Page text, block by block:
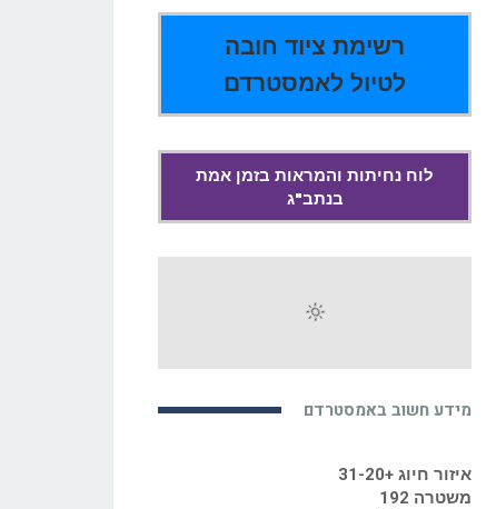
רשימת ציוד חובה
לטיול לאמסטרדם
לוח נחיתות והמראות בזמן אמת
בנתב"ג
מידע חשוב באמסטרדם
איזור חיוג +31-20
משטרה 192